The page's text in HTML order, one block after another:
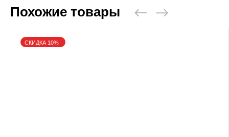
Похожие товары
СКИДКА 10%